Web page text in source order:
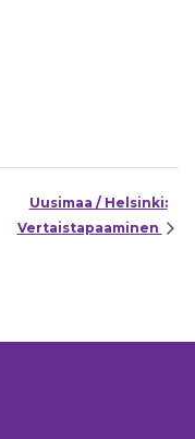
Uusimaa / Helsinki:
Vertaistapaaminen